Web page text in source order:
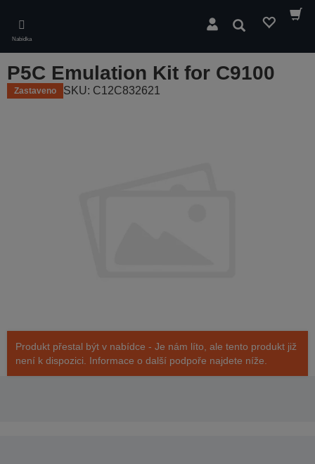
main
content
Nabídka
Hledat
P5C Emulation Kit for C9100
Zastaveno SKU: C12C832621
Produkt přestal být v nabídce - Je nám líto, ale tento produkt již
není k dispozici. Informace o další podpoře najdete níže.